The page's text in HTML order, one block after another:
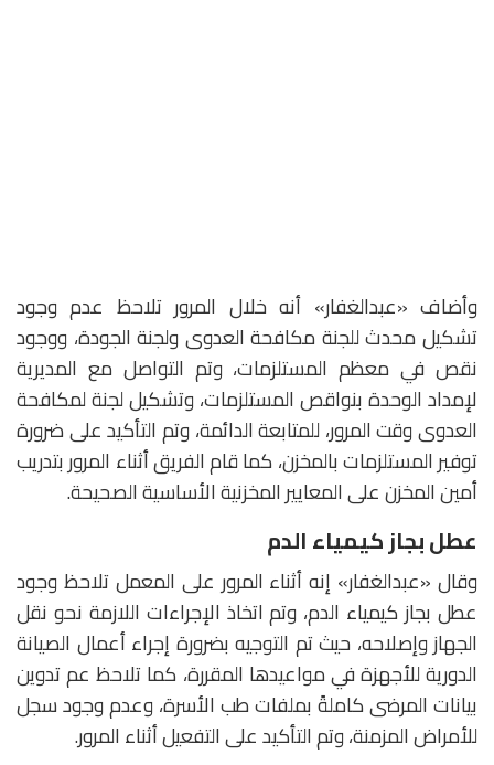
وأضاف «عبدالغفار» أنه خلال المرور تلاحظ عدم وجود
تشكيل محدث للجنة مكافحة العدوى ولجنة الجودة، ووجود
نقص في معظم المستلزمات، وتم التواصل مع المديرية
لإمداد الوحدة بنواقص المستلزمات، وتشكيل لجنة لمكافحة
العدوى وقت المرور، للمتابعة الدائمة، وتم التأكيد على ضرورة
توفير المستلزمات بالمخزن، كما قام الفريق أثناء المرور بتدريب
أمين المخزن على المعايير المخزنية الأساسية الصحيحة.
عطل بجاز كيمياء الدم
وقال «عبدالغفار» إنه أثناء المرور على المعمل تلاحظ وجود
عطل بجاز كيمياء الدم، وتم اتخاذ الإجراءات اللازمة نحو نقل
الجهاز وإصلاحه، حيث تم التوجيه بضرورة إجراء أعمال الصيانة
الدورية للأجهزة في مواعيدها المقررة، كما تلاحظ عم تدوين
بيانات المرضى كاملةً بملفات طب الأسرة، وعدم وجود سجل
للأمراض المزمنة، وتم التأكيد على التفعيل أثناء المرور.